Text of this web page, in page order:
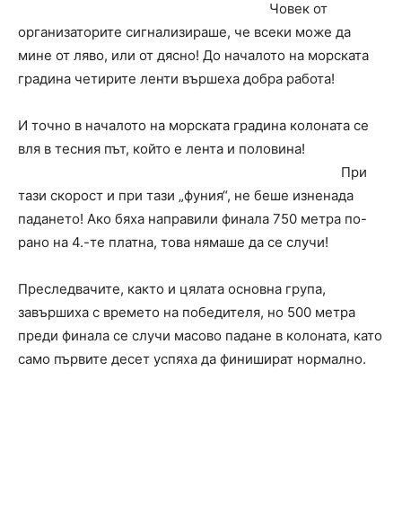
Човек от
организаторите сигнализираше, че всеки може да
мине от ляво, или от дясно! До началото на морската
градина четирите ленти вършеха добра работа!
И точно в началото на морската градина колоната се
вля в тесния път, който е лента и половина!
При
тази скорост и при тази „фуния“, не беше изненада
падането! Ако бяха направили финала 750 метра по-
рано на 4.-те платна, това нямаше да се случи!
Преследвачите, както и цялата основна група,
завършиха с времето на победителя, но 500 метра
преди финала се случи масово падане в колоната, като
само първите десет успяха да финишират нормално.